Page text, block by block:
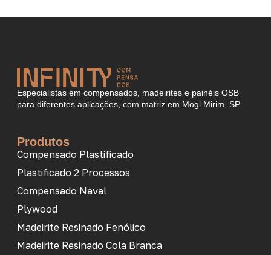
Especialistas em compensados, madeirites e painéis OSB
para diferentes aplicações, com matriz em Mogi Mirim, SP.
Produtos
Compensado Plastificado
Plastificado 2 Processos
Compensado Naval
Plywood
Madeirite Resinado Fenólico
Madeirite Resinado Cola Branca